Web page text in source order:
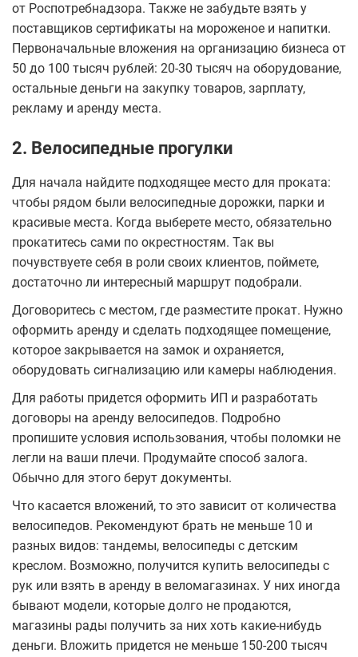
от Роспотребнадзора. Также не забудьте взять у
поставщиков сертификаты на мороженое и напитки.
Первоначальные вложения на организацию бизнеса от
50 до 100 тысяч рублей: 20-30 тысяч на оборудование,
остальные деньги на закупку товаров, зарплату,
рекламу и аренду места.
2. Велосипедные прогулки
Для начала найдите подходящее место для проката:
чтобы рядом были велосипедные дорожки, парки и
красивые места. Когда выберете место, обязательно
прокатитесь сами по окрестностям. Так вы
почувствуете себя в роли своих клиентов, поймете,
достаточно ли интересный маршрут подобрали.
Договоритесь с местом, где разместите прокат. Нужно
оформить аренду и сделать подходящее помещение,
которое закрывается на замок и охраняется,
оборудовать сигнализацию или камеры наблюдения.
Для работы придется оформить ИП и разработать
договоры на аренду велосипедов. Подробно
пропишите условия использования, чтобы поломки не
легли на ваши плечи. Продумайте способ залога.
Обычно для этого берут документы.
Что касается вложений, то это зависит от количества
велосипедов. Рекомендуют брать не меньше 10 и
разных видов: тандемы, велосипеды с детским
креслом. Возможно, получится купить велосипеды с
рук или взять в аренду в веломагазинах. У них иногда
бывают модели, которые долго не продаются,
магазины рады получить за них хоть какие-нибудь
деньги. Вложить придется не меньше 150-200 тысяч